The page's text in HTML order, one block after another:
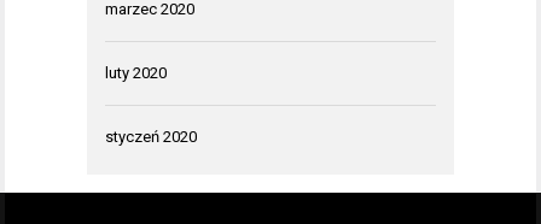
marzec 2020
luty 2020
styczeń 2020